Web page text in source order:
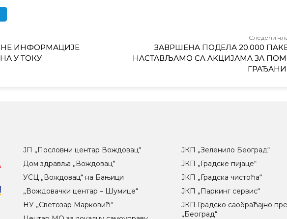
ИНФОРМАЦИЈЕ
У ТОКУ
Следећи
ЗАВРШЕНА ПОДЕЛА 20.000
НАСТАВЉАМО СA AKЦИЈАМА ЗА
ЈП „Пословни центар Вождовац“
Дом здравља „Вождовац”
УСЦ „Вождовац“ на Бањици
„Вождовачки центар – Шумице“
НУ „Светозар Марковић“
ЈКП „Зеленило Београд“
ЈКП „Градске пијаце“
ЈКП „Градска чистоћа“
ЈКП „Паркинг сервис“
ЈКП Градско саобраћајно
„Београд“